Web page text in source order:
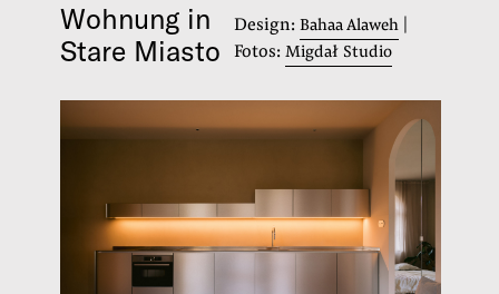
Wohnung in
Stare Miasto
Design: Bahaa Alaweh|
Fotos: Migdał Studio